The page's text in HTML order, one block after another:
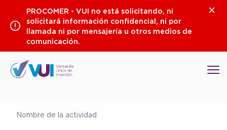
contenido
PROCOMER - VUI no está solicitando, ni
solicitará información confidencial, ni por
llamada ni por mensajería u otros medios de
comunicación.
Nombre de la actividad